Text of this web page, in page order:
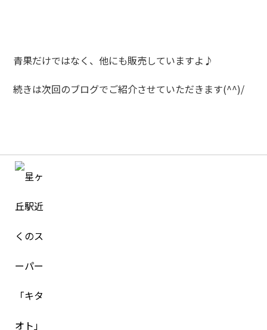
青果だけではなく、他にも販売していますよ♪
続きは次回のブログでご紹介させていただきます(^^)/